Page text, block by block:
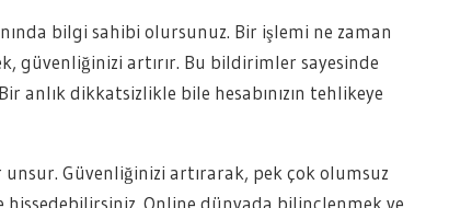
bilgi sahibi olursunuz. Bir işlemi ne zaman
güvenliğinizi artırır. Bu bildirimler sayesinde
anlık dikkatsizlikle bile hesabınızın tehlikeye
Güvenliğinizi artırarak, pek çok olumsuz
Online dünyada bilinçlenmek ve